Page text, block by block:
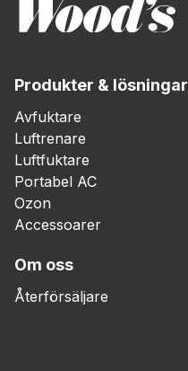
Produkter & lösningar
Avfuktare
Luftrenare
Luftfuktare
Portabel AC
Ozon
Accessoarer
Om oss
Återförsäljare